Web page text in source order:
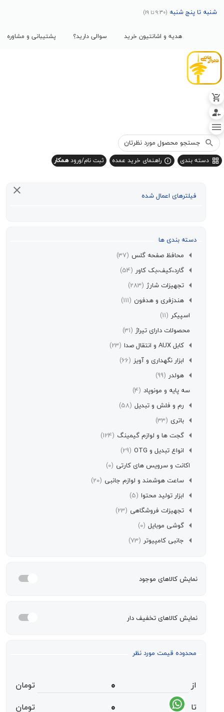
شنبه
هدیه و اشانتیون خرید سوالی دارید؟ پشتیبانی و مشاوره
راهنمای خرید عمده ثبت نام/ورودهمکار
اعمال شده
بندی ها
محافظ صفحه گلس (37)
گارد،کیف،بک کاور (54)
تجهیزات شارژ (283)
هندزفری و هدفون
محصولات دارای تیراژ (31)
(23)
ابزار نگهداری و آویز (66)
سه پایه و مونوپاد (4)
رم و فلش و تبدیل (58)
گجت ها و لوازم گیمینگ (124)
انواع تبدیل و OTG
(29)
اکانت و سرویس های کارتی (0)
ساعت هوشمند و لوازم جانبی (20)
ابزار تولید محتوا (5)
تجهیزات فروشگاهی (23)
گوشی موبایل (0)
جانبی کامپیوتر (73)
کالاهای موجود
کالاهای تخفیف دار
قیمت مورد نظر